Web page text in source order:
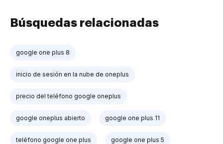
Búsquedas relacionadas
google one plus 8
inicio de sesión en la nube de oneplus
precio del teléfono google oneplus
google oneplus abierto google one plus 11
teléfono google one plus google one plus 5